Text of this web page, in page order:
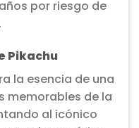
por riesgo de
Pikachu
la esencia de una
memorables de la
al icónico